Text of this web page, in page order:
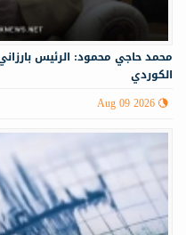
محمد حاجي محمود: الرئيس
الكوردي
Aug 09 2026